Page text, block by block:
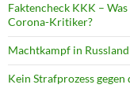
Faktencheck KKK –
Corona-Kritiker?
Machtkampf in
Kein Strafprozess gegen